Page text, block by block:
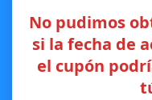
No pudimos
si la fecha de
el cupón